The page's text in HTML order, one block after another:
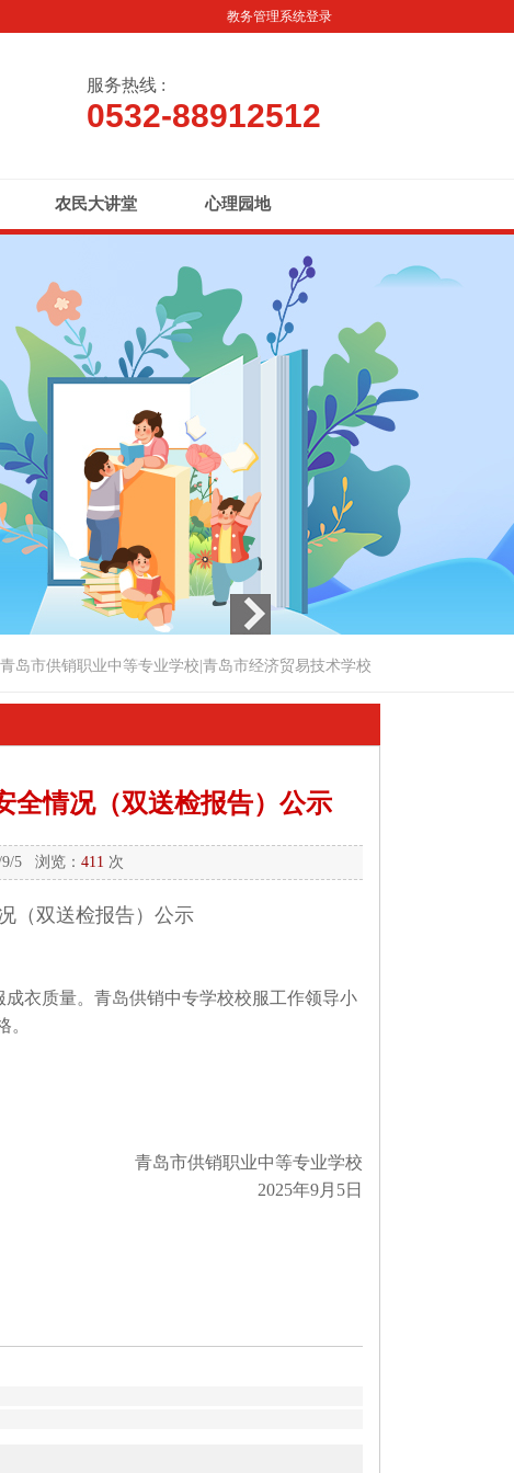
教务管理系统登录
服务热线 :
0532-88912512
农民大讲堂 心理园地
青岛市供销职业中等专业学校|青岛市经济贸易技术学校
全情况（双送检报告）公示
5 浏览： 411 次
（双送检报告）公示
衣质量。青岛供销中专学校校服工作领导小
。
青岛市供销职业中等专业学校
2025年9月5日